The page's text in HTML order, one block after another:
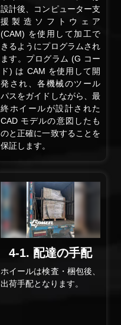
設計後、コンピューター支
援製造ソフトウェア
(CAM) を使用して加工で
きるようにプログラムされ
ます。プログラム (G コー
ド) は CAM を使用して開
発され、各機械のツール
パスをガイドしながら、最
終ホイールが設計された
CAD モデルの意図したも
のと正確に一致することを
保証します。
4-1. 配達の手配
ホイールは検査・梱包後、
出荷手配となります。